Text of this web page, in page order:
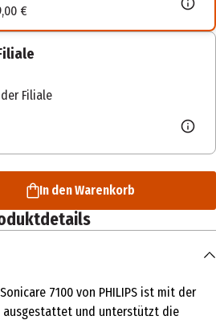
€
Filiale
In den Warenkorb
7100 von PHILIPS ist mit der
ausgestattet und unterstützt die